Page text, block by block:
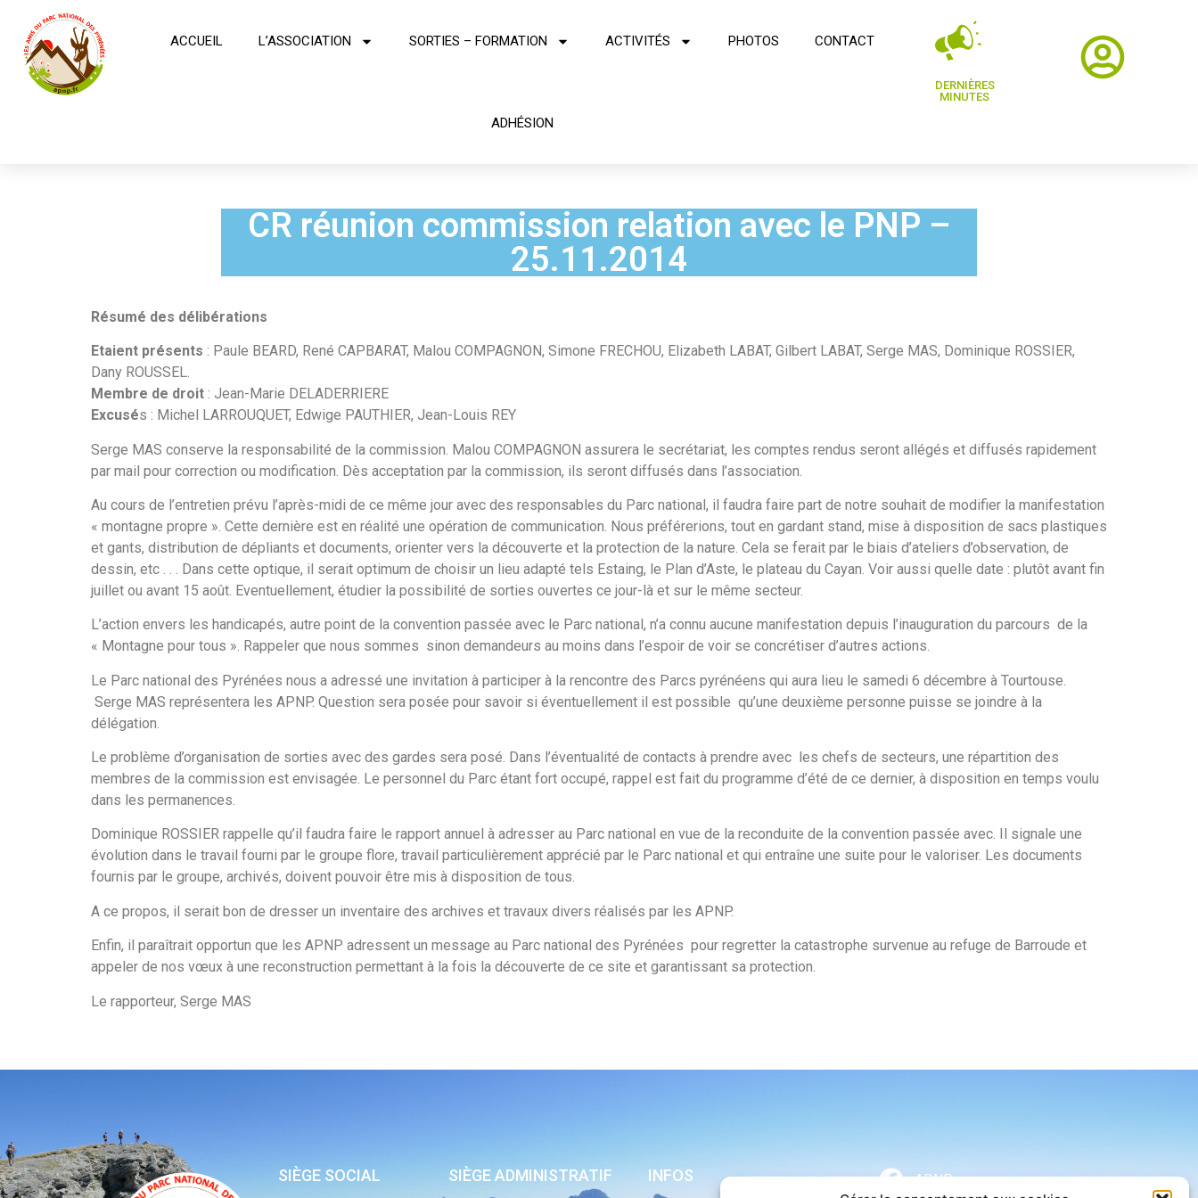
ACCUEIL L’ASSOCIATION SORTIES – FORMATION ACTIVITÉS PHOTOS CONTACT
ADHÉSION
DERNIÈRES
MINUTES
CR réunion commission relation avec le PNP –
25.11.2014
Résumé des délibérations
Etaient présents : Paule BEARD, René CAPBARAT, Malou COMPAGNON, Simone FRECHOU, Elizabeth LABAT, Gilbert LABAT, Serge MAS, Dominique ROSSIER,
Dany ROUSSEL.
Membre de droit : Jean-Marie DELADERRIERE
Excusés : Michel LARROUQUET, Edwige PAUTHIER, Jean-Louis REY
Serge MAS conserve la responsabilité de la commission. Malou COMPAGNON assurera le secrétariat, les comptes rendus seront allégés et diffusés rapidement
par mail pour correction ou modification. Dès acceptation par la commission, ils seront diffusés dans l’association.
Au cours de l’entretien prévu l’après-midi de ce même jour avec des responsables du Parc national, il faudra faire part de notre souhait de modifier la manifestation
« montagne propre ». Cette dernière est en réalité une opération de communication. Nous préférerions, tout en gardant stand, mise à disposition de sacs plastiques
et gants, distribution de dépliants et documents, orienter vers la découverte et la protection de la nature. Cela se ferait par le biais d’ateliers d’observation, de
dessin, etc . . . Dans cette optique, il serait optimum de choisir un lieu adapté tels Estaing, le Plan d’Aste, le plateau du Cayan. Voir aussi quelle date : plutôt avant fin
juillet ou avant 15 août. Eventuellement, étudier la possibilité de sorties ouvertes ce jour-là et sur le même secteur.
L’action envers les handicapés, autre point de la convention passée avec le Parc national, n’a connu aucune manifestation depuis l’inauguration du parcours de la
« Montagne pour tous ». Rappeler que nous sommes sinon demandeurs au moins dans l’espoir de voir se concrétiser d’autres actions.
Le Parc national des Pyrénées nous a adressé une invitation à participer à la rencontre des Parcs pyrénéens qui aura lieu le samedi 6 décembre à Tourtouse.
Serge MAS représentera les APNP. Question sera posée pour savoir si éventuellement il est possible qu’une deuxième personne puisse se joindre à la
délégation.
Le problème d’organisation de sorties avec des gardes sera posé. Dans l’éventualité de contacts à prendre avec les chefs de secteurs, une répartition des
membres de la commission est envisagée. Le personnel du Parc étant fort occupé, rappel est fait du programme d’été de ce dernier, à disposition en temps voulu
dans les permanences.
Dominique ROSSIER rappelle qu’il faudra faire le rapport annuel à adresser au Parc national en vue de la reconduite de la convention passée avec. Il signale une
évolution dans le travail fourni par le groupe flore, travail particulièrement apprécié par le Parc national et qui entraîne une suite pour le valoriser. Les documents
fournis par le groupe, archivés, doivent pouvoir être mis à disposition de tous.
A ce propos, il serait bon de dresser un inventaire des archives et travaux divers réalisés par les APNP.
Enfin, il paraîtrait opportun que les APNP adressent un message au Parc national des Pyrénées pour regretter la catastrophe survenue au refuge de Barroude et
appeler de nos vœux à une reconstruction permettant à la fois la découverte de ce site et garantissant sa protection.
Le rapporteur, Serge MAS
SIÈGE SOCIAL SIÈGE ADMINISTRATIF INFOS APNP